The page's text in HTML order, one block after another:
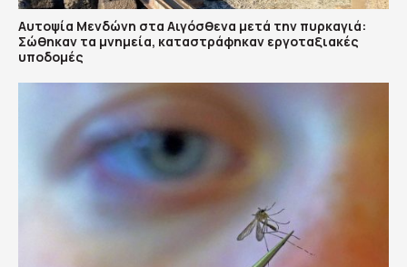
Αυτοψία Μενδώνη στα Αιγόσθενα μετά την πυρκαγιά:
Σώθηκαν τα μνημεία, καταστράφηκαν εργοταξιακές
υποδομές